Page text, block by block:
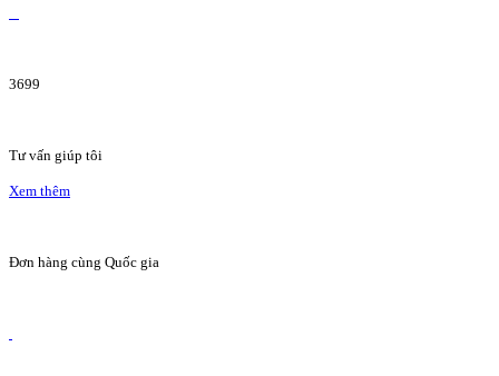
3699
Tư vấn giúp tôi
Xem thêm
Đơn hàng cùng Quốc gia